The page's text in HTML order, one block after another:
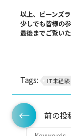
以上、ビーンズ
少しでも皆様の
最後までご覧い
Tags: IT未経験
前の投